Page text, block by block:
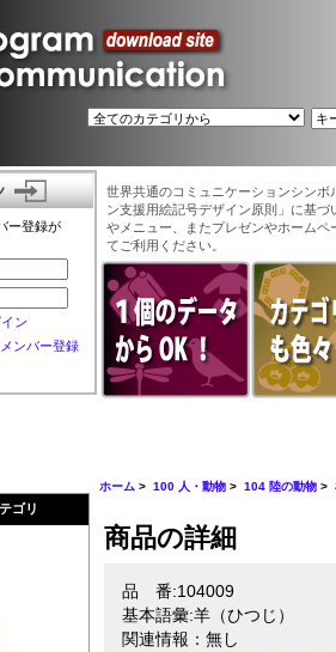
ー登録が
ン
メンバー登録
世界共通のコミュニケーションシン
ン支援用絵記号デザイン原則」に基
やメニュー、またプレゼンやホーム
てご利用ください。
ゴリ
ホーム >100 人・動物 >104 陸の動物 >
商品の詳細
品 番:104009
基本語彙:羊（ひつじ）
関連情報：無し